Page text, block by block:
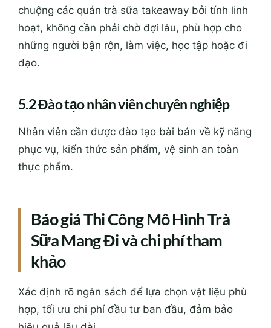
chuộng các quán trà sữa takeaway bởi tính linh
hoạt, không cần phải chờ đợi lâu, phù hợp cho
những người bận rộn, làm việc, học tập hoặc đi
dạo.
5.2 Đào tạo nhân viên chuyên nghiệp
Nhân viên cần được đào tạo bài bản về kỹ năng
phục vụ, kiến thức sản phẩm, vệ sinh an toàn
thực phẩm.
Báo giá Thi Công Mô Hình Trà
Sữa Mang Đi và chi phí tham
khảo
Xác định rõ ngân sách để lựa chọn vật liệu phù
hợp, tối ưu chi phí đầu tư ban đầu, đảm bảo